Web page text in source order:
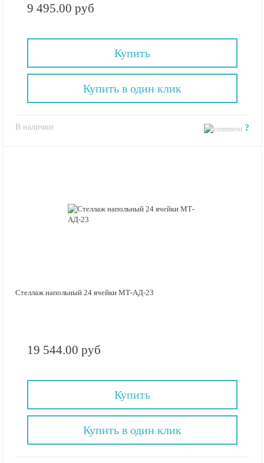
9 495.00 руб
Купить
В наличии ?
Купить в один клик
Стеллаж напольный 24 ячейки МТ-АД-23
19 544.00 руб
Купить
Купить в один клик